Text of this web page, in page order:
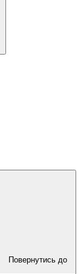
Повернутись до